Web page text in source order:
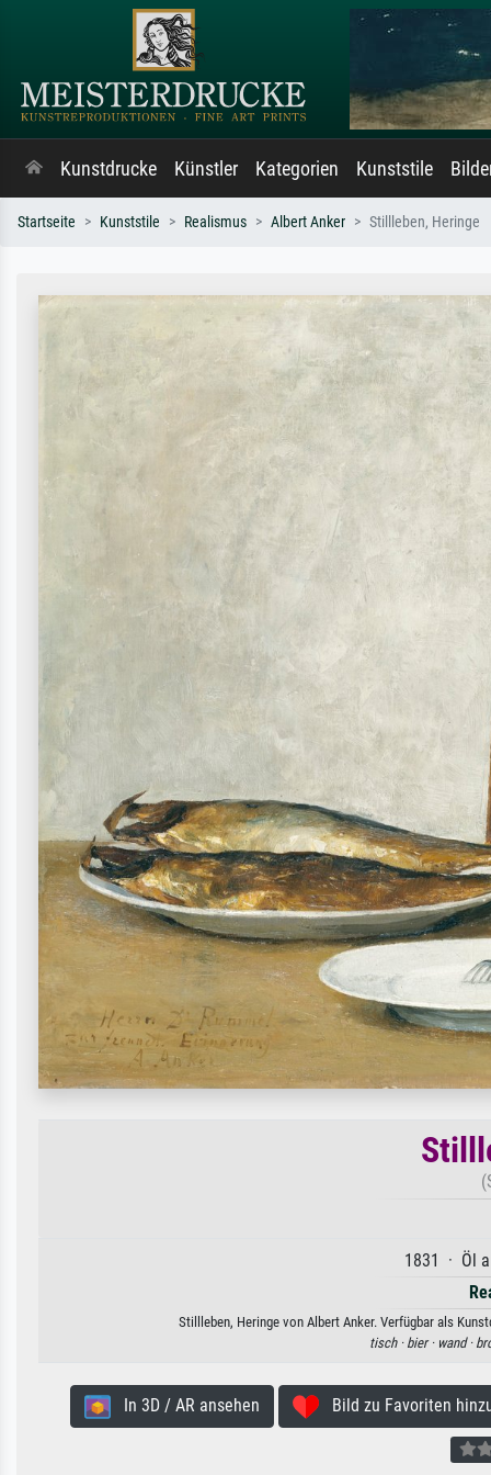
Kunstdrucke Künstler Kategorien Kunststile
Startseite Kunststile Realismus Albert Anker Stillleben, Heringe
1831 · Öl
Stillleben, Heringe von Albert Anker. Verfügbar als
tisch · bier · wand ·
In 3D / AR ansehen Bild zu Favoriten